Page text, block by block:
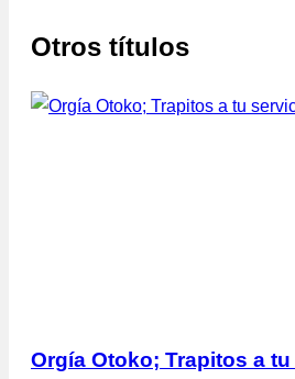
Otros títulos
Orgía Otoko; Trapitos a